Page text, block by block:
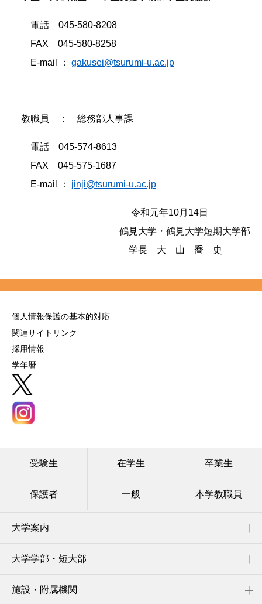
電話 045‐580‐8208
FAX 045‐580‐8258
E-mail ： gakusei@tsurumi-u.ac.jp
教職員 ： 総務部人事課
電話 045‐574‐8613
FAX 045‐575‐1687
E-mail ： jinji@tsurumi-u.ac.jp
令和元年10月14日
鶴見大学・鶴見大学短期大学部
学長 大 山 喬 史
個人情報保護の基本的対応
関連サイトリンク
採用情報
学年暦
受験生 在学生 卒業生
保護者 一般 本学教職員
大学案内
大学学部・短大部
施設・附属機関